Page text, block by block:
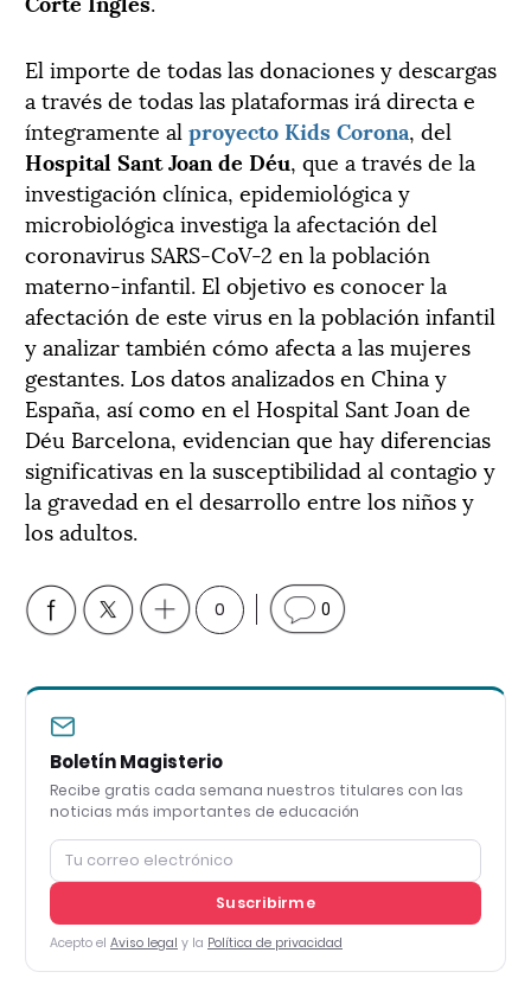
El importe de todas las donaciones y descargas
a través de todas las plataformas irá directa e
íntegramente al proyecto Kids Corona, del
Hospital Sant Joan de Déu, que a través de la
investigación clínica, epidemiológica y
microbiológica investiga la afectación del
coronavirus SARS-CoV-2 en la población
materno-infantil. El objetivo es conocer la
afectación de este virus en la población infantil
y analizar también cómo afecta a las mujeres
gestantes. Los datos analizados en China y
España, así como en el Hospital Sant Joan de
Déu Barcelona, evidencian que hay diferencias
significativas en la susceptibilidad al contagio y
la gravedad en el desarrollo entre los niños y
los adultos.
0 0
Boletín Magisterio
Recibe gratis cada semana nuestros titulares con las
noticias más importantes de educación
Suscribirme
Acepto el Aviso legal y la Política de privacidad